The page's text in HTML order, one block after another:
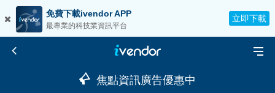
免費下載ivendor APP
最專業的科技業資訊平台
立即下載
焦點資訊廣告優惠中